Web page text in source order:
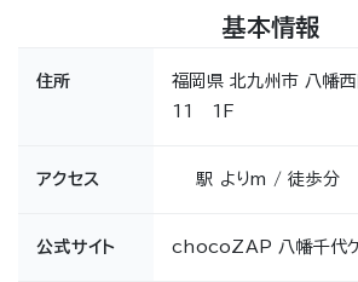
基本情報
住所
福岡県 北九州市 八幡
11 1F
アクセス 駅 よりm / 徒歩分
公式サイト chocoZAP 八幡千代ケ